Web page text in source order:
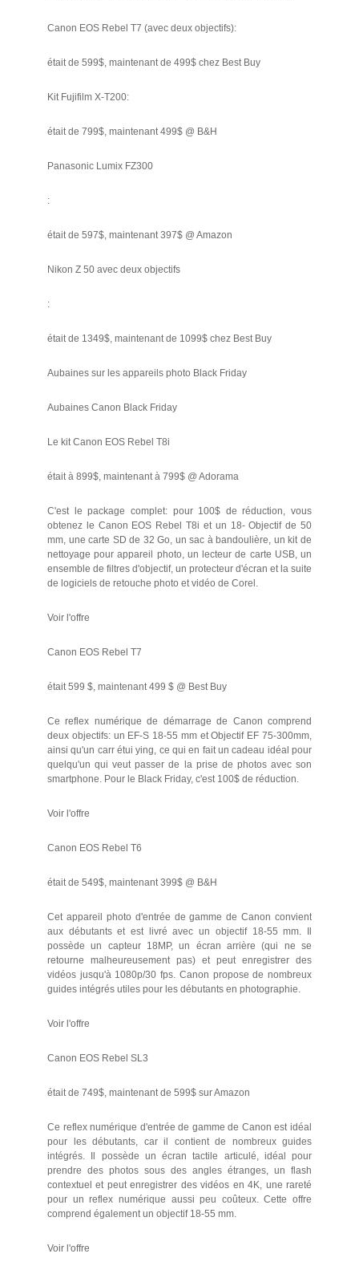
Canon EOS Rebel T7 (avec deux objectifs):
était de 599$, maintenant de 499$ chez Best Buy
Kit Fujifilm X-T200:
était de 799$, maintenant 499$ @ B&H
Panasonic Lumix FZ300
:
était de 597$, maintenant 397$ @ Amazon
Nikon Z 50 avec deux objectifs
:
était de 1349$, maintenant de 1099$ chez Best Buy
Aubaines sur les appareils photo Black Friday
Aubaines Canon Black Friday
Le kit Canon EOS Rebel T8i
était à 899$, maintenant à 799$ @ Adorama
C'est le package complet: pour 100$ de réduction, vous
obtenez le Canon EOS Rebel T8i et un 18- Objectif de 50
mm, une carte SD de 32 Go, un sac à bandoulière, un kit de
nettoyage pour appareil photo, un lecteur de carte USB, un
ensemble de filtres d'objectif, un protecteur d'écran et la suite
de logiciels de retouche photo et vidéo de Corel.
Voir l'offre
Canon EOS Rebel T7
était 599 $, maintenant 499 $ @ Best Buy
Ce reflex numérique de démarrage de Canon comprend
deux objectifs: un EF-S 18-55 mm et Objectif EF 75-300mm,
ainsi qu'un carr étui ying, ce qui en fait un cadeau idéal pour
quelqu'un qui veut passer de la prise de photos avec son
smartphone. Pour le Black Friday, c'est 100$ de réduction.
Voir l'offre
Canon EOS Rebel T6
était de 549$, maintenant 399$ @ B&H
Cet appareil photo d'entrée de gamme de Canon convient
aux débutants et est livré avec un objectif 18-55 mm. Il
possède un capteur 18MP, un écran arrière (qui ne se
retourne malheureusement pas) et peut enregistrer des
vidéos jusqu'à 1080p/30 fps. Canon propose de nombreux
guides intégrés utiles pour les débutants en photographie.
Voir l'offre
Canon EOS Rebel SL3
était de 749$, maintenant de 599$ sur Amazon
Ce reflex numérique d'entrée de gamme de Canon est idéal
pour les débutants, car il contient de nombreux guides
intégrés. Il possède un écran tactile articulé, idéal pour
prendre des photos sous des angles étranges, un flash
contextuel et peut enregistrer des vidéos en 4K, une rareté
pour un reflex numérique aussi peu coûteux. Cette offre
comprend également un objectif 18-55 mm.
Voir l'offre